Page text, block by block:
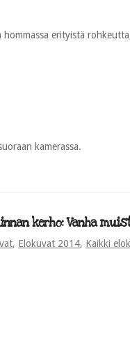
erityistä
kamerassa.
kerho: Vanha
, Elokuvat 2014, Kaikki